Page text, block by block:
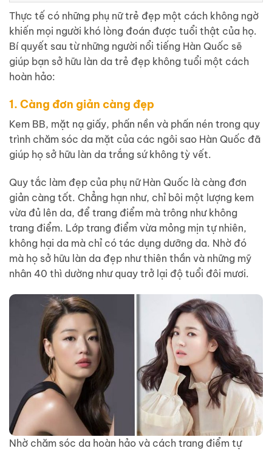
Thực tế có những phụ nữ trẻ đẹp một cách không ngờ
khiến mọi người khó lòng đoán được tuổi thật của họ.
Bí quyết sau từ những người nổi tiếng Hàn Quốc sẽ
giúp bạn sở hữu làn da trẻ đẹp không tuổi một cách
hoàn hảo:
1. Càng đơn giản càng đẹp
Kem BB, mặt nạ giấy, phấn nền và phấn nén trong quy
trình chăm sóc da mặt của các ngôi sao Hàn Quốc đã
giúp họ sở hữu làn da trắng sứ không tỳ vết.
Quy tắc làm đẹp của phụ nữ Hàn Quốc là càng đơn
giản càng tốt. Chẳng hạn như, chỉ bôi một lượng kem
vừa đủ lên da, để trang điểm mà trông như không
trang điểm. Lớp trang điểm vừa mỏng mịn tự nhiên,
không hại da mà chỉ có tác dụng dưỡng da. Nhờ đó
mà họ sở hữu làn da đẹp như thiên thần và những mỹ
nhân 40 thì dường như quay trở lại độ tuổi đôi mươi.
Nhờ chăm sóc da hoàn hảo và cách trang điểm tự